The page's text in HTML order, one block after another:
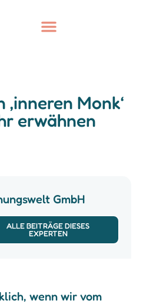
Monk‘
erwähnen
GmbH
ALLE BEITRÄGE DIESES
EXPERTEN
wenn wir vom
wplink